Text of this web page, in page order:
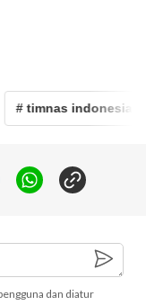
# timnas indonesia u-22
dan diatur